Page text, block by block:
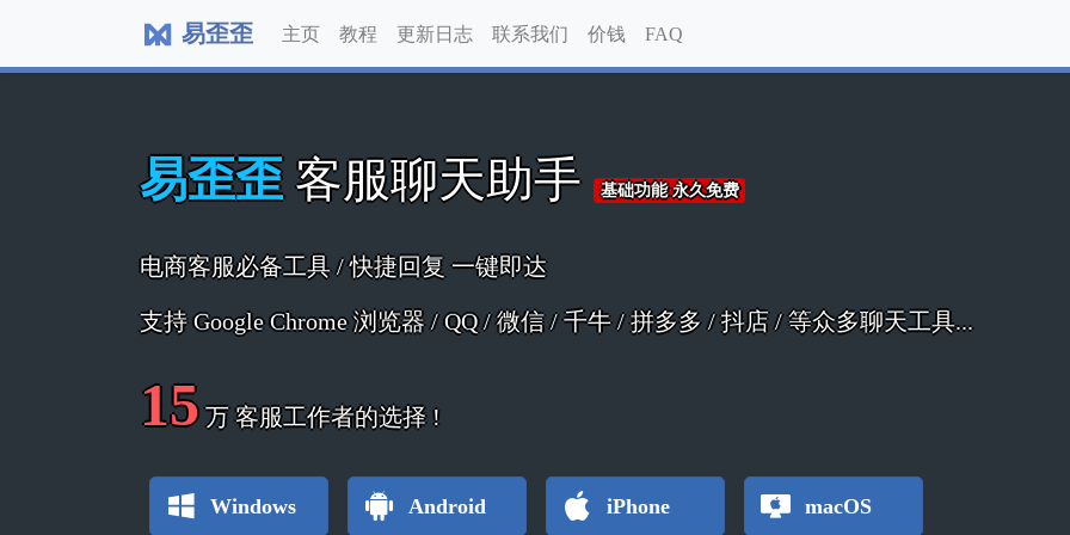
易歪歪 主页 教程 更新日志 联系我们 价钱 FAQ
易歪歪 客服聊天助手 基础功能 永久免费
电商客服必备工具 / 快捷回复 一键即达
支持 Google Chrome 浏览器 / QQ / 微信 / 千牛 / 拼多多 / 抖店 / 等众多聊天工具...
15 万客服工作者的选择 !
Windows Android iPhone macOS